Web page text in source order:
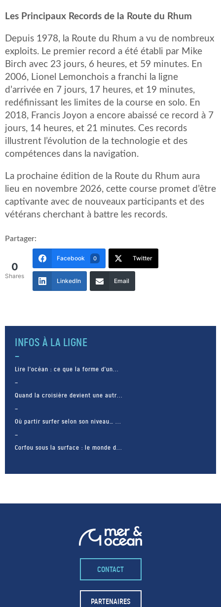
Les Principaux Records de la Route du Rhum
Depuis 1978, la Route du Rhum a vu de nombreux
exploits. Le premier record a été établi par Mike
Birch avec 23 jours, 6 heures, et 59 minutes. En
2006, Lionel Lemonchois a franchi la ligne
d’arrivée en 7 jours, 17 heures, et 19 minutes,
redéfinissant les limites de la course en solo. En
2018, Francis Joyon a encore abaissé ce record à 7
jours, 14 heures, et 21 minutes. Ces records
illustrent l’évolution de la technologie et des
compétences dans la navigation.
La prochaine édition de la Route du Rhum aura
lieu en novembre 2026, cette course promet d’être
captivante avec de nouveaux participants et des
vétérans cherchant à battre les records.
Partager:
0
Shares
Facebook 0 Twitter
LinkedIn Email
INFOS À LA LIGNE
Lire l’océan : ce que la forme d’un...
Quand la croisière devient une autr...
Où partir surfer selon son niveau… ...
Corfou sous la surface : le monde d...
– FACEBOOK –
POUR LIKER
CONTACT
PARTENAIRES